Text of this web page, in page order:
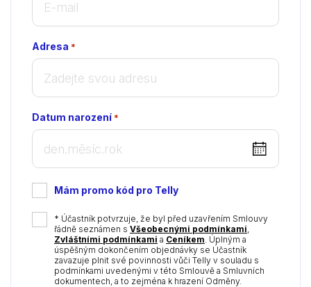
Adresa *
Datum narození *
DD
dot
MM
dot
YYYY
Mám promo kód pro Telly
* Účastník potvrzuje, že byl před uzavřením Smlouvy
řádně seznámen s Všeobecnými podmínkami
Zvláštními podmínkami a Ceníkem . Úplným a
úspěšným dokončením objednávky se Účastník
zavazuje plnit své povinnosti vůči Telly v souladu s
podmínkami uvedenými v této Smlouvě a Smluvních
dokumentech, a to zejména k hrazení Odměny.